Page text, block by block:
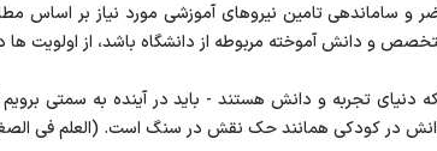
تامین نیروهای آموزشی مورد نیاز بر اساس
و دانش آموخته مربوطه از دانشگاه باشد، از اولویت ها
دنیای تجربه و دانش هستند - باید در آینده به سمتی
در کودکی همانند حک نقش در سنگ است. (العلم فی